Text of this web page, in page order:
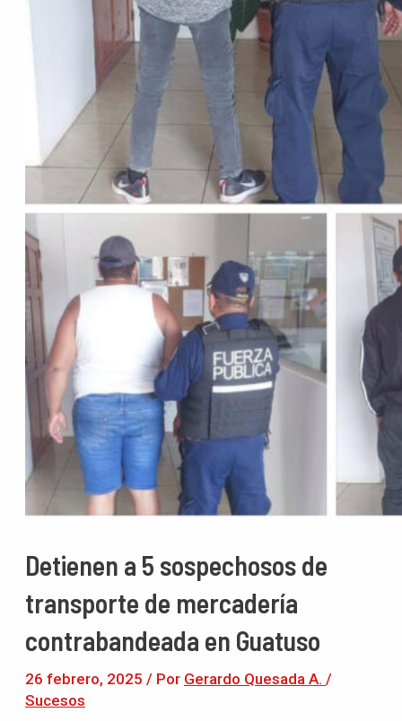
Detienen a 5 sospechosos de
transporte de mercadería
contrabandeada en Guatuso
26 febrero, 2025 / Por Gerardo Quesada A. /
Sucesos